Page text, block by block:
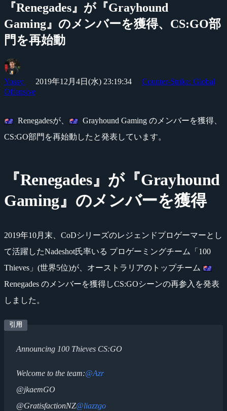
『Renegades』が『Grayhound
Gaming』のメンバーを獲得、CS:GO部
門を再始動
Yossy 2019年12月4日(水) 23:19:34
Counter-Strike: Global
Offensive
Renegadesが、
Grayhound Gaming のメンバーを獲得、
CS:GO部門を再始動したと発表しています。
『Renegades』が『Grayhound
Gaming』のメンバーを獲得
2019年10月末、CoDシリーズのレジェンドプロゲーマーとし
て活躍したNadeshot氏率いる プロゲーミングチーム「100
Thieves」(世界5位)が、オーストラリアのトップチーム
Renegades のメンバーを獲得しCS:GOシーンの再参入を発表
しました。
Announcing 100 Thieves CS:GO
Welcome to the team:@Azr
@jkaemGO
@GratisfactionNZ@liazzgo